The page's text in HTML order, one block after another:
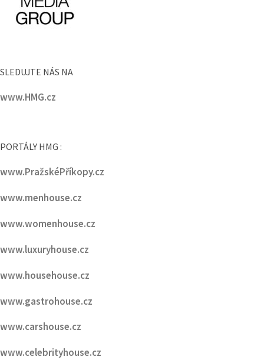
SLEDUJTE NÁS NA
www.HMG.cz
PORTÁLY HMG :
www.PražskéPříkopy.cz
www.menhouse.cz
www.womenhouse.cz
www.luxuryhouse.cz
www.househouse.cz
www.gastrohouse.cz
www.carshouse.cz
www.celebrityhouse.cz